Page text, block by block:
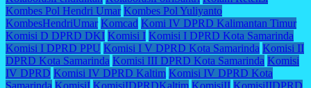
Kombes Pol Hendri Umar Kombes Pol Yuliyanto
KombesHendriUmar Komcad Komi IV DPRD Kalimantan Timur
Komisi D DPRD DKI Komisi I Komisi I DPRD Kota Samarinda
Komisi I DPRD PPU Komisi I V DPRD Kota Samarinda Komisi II
DPRD Kota Samarinda Komisi III DPRD Kota Samarinda Komisi
IV DPRD Komisi IV DPRD Kaltim Komisi IV DPRD Kota
Samarinda KomisiI KomisiIDPRDKaltim KomisiII KomisiIIDPRD